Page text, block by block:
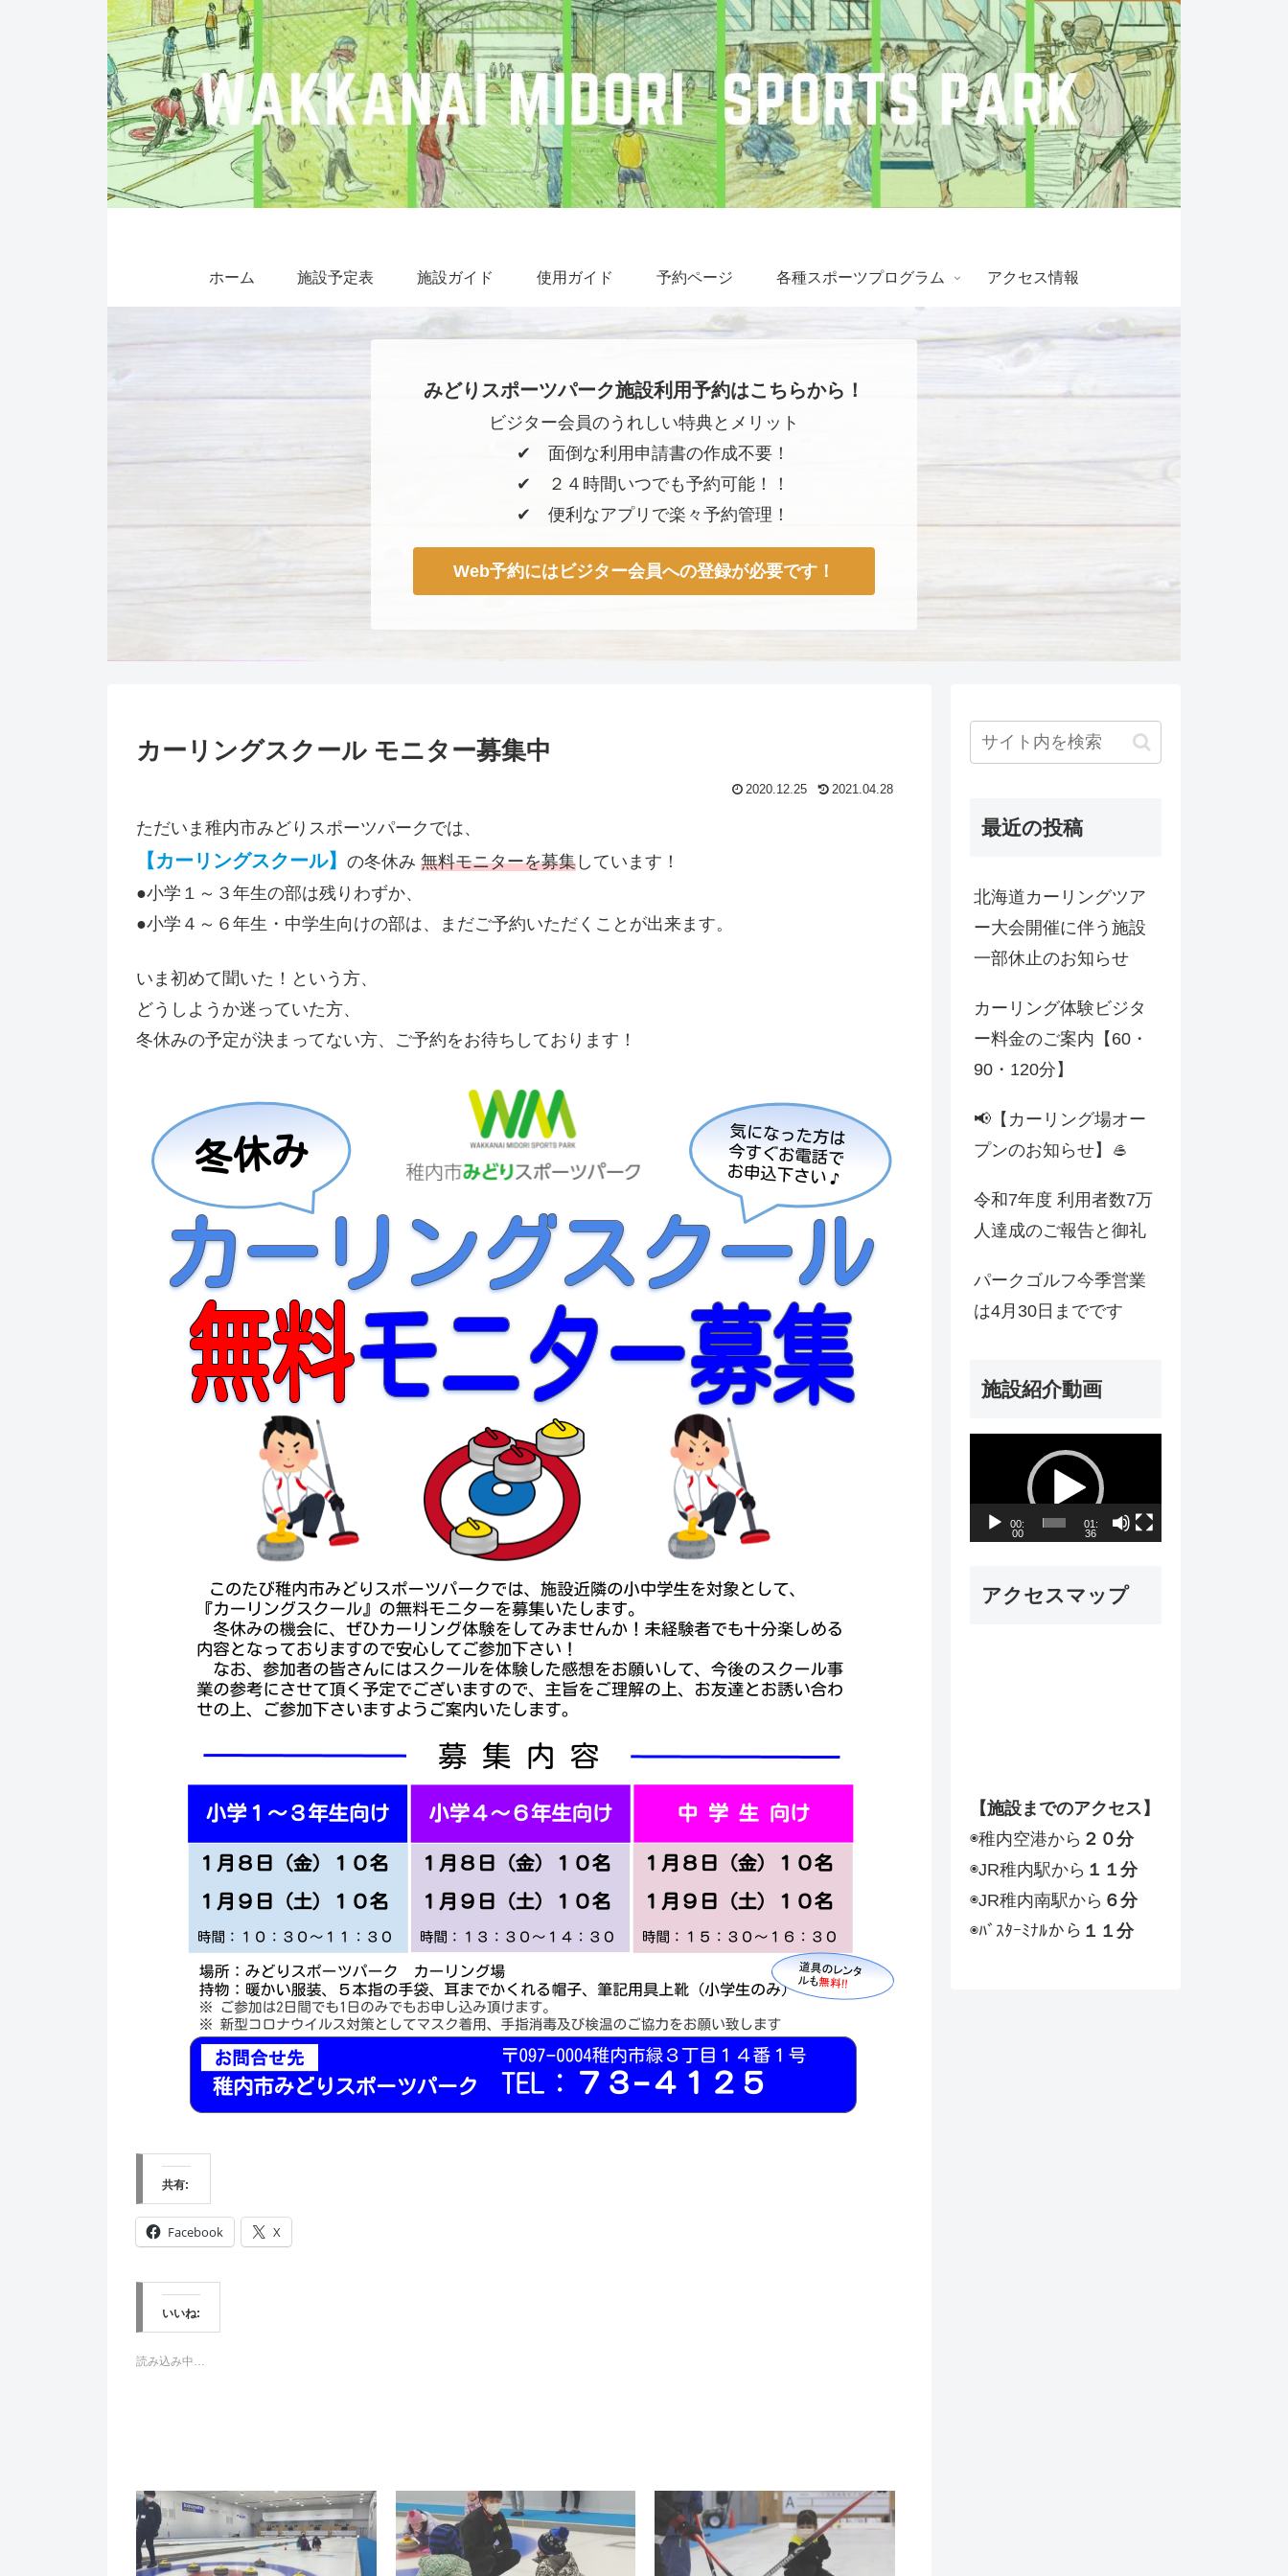
ホーム 施設予定表 施設ガイド 使用ガイド 予約ページ 各種スポーツプログラム アクセス情報
みどりスポーツパーク施設利用予約はこちらから！
ビジター会員のうれしい特典とメリット
✔︎ 面倒な利用申請書の作成不要！
✔︎ ２４時間いつでも予約可能！！
✔︎ 便利なアプリで楽々予約管理！
Web予約にはビジター会員への登録が必要です！
カーリングスクール モニター募集中
2020.12.25 2021.04.28
ただいま稚内市みどりスポーツパークでは、
【カーリングスクール】 の冬休み 無料モニターを募集 しています！
●小学１～３年生の部は残りわずか、
●小学４～６年生・中学生向けの部は、まだご予約いただくことが出来ます。
いま初めて聞いた！という方、
どうしようか迷っていた方、
冬休みの予定が決まってない方、ご予約をお待ちしております！
共有:
Facebook X
いいね:
読み込み中…
最近の投稿
北海道カーリングツア
ー大会開催に伴う施設
一部休止のお知らせ
カーリング体験ビジタ
ー料金のご案内【60・
90・120分】
📢【カーリング場オー
プンのお知らせ】🥌
令和7年度 利用者数7万
人達成のご報告と御礼
パークゴルフ今季営業
は4月30日までです
施設紹介動画
プ
レ
ヤ
00:
00
01:
36
アクセスマップ
【施設までのアクセス】
◉稚内空港から ２０分
◉JR稚内駅から １１分
◉JR稚内南駅から ６分
◉ﾊﾞｽﾀｰﾐﾅﾙから １１分